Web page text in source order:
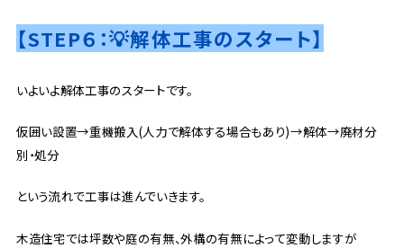
【STEP６：💡解体工事のスタート】
いよいよ解体工事のスタートです。
仮囲い設置→重機搬入(人力で解体する場合もあり)→解体→廃材分
別・処分
という流れで工事は進んでいきます。
木造住宅では坪数や庭の有無、外構の有無によって変動しますが